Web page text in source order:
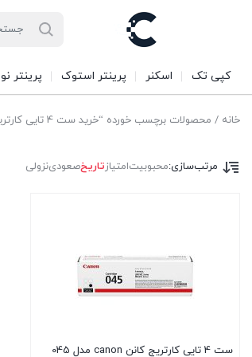
کپی تک اسکنر پرینتر استوک پرینتر نو
خانه / محصولات برچسب خورده “خرید ست 4 تایی کارتریج کانن canon مدل 045 گرید A”
مرتب‌سازی:محبوبیتامتیازتاریخصعودینزولی
ست 4 تایی کارتریج کانن canon مدل 045